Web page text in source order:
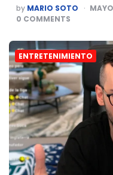
POSTED
BY
by MARIO SOTO
0 COMMENTS
ENTRETENIMIENTO